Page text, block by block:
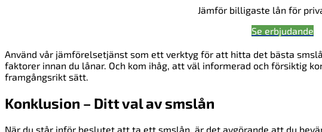
Jämför billigaste lån för
Se erbjudande
Använd vår jämförelsetjänst som ett verktyg för att hitta det bästa
faktorer innan du lånar. Och kom ihåg, att väl informerad och försiktig
framgångsrikt sätt.
Konklusion – Ditt val av smslån
När du står inför beslutet att ta ett smslån, är det avgörande att du